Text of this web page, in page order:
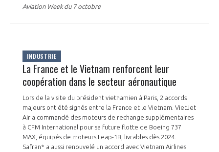
Aviation Week du 7 octobre
INDUSTRIE
La France et le Vietnam renforcent leur
coopération dans le secteur aéronautique
Lors de la visite du président vietnamien à Paris, 2 accords
majeurs ont été signés entre la France et le Vietnam. VietJet
Air a commandé des moteurs de rechange supplémentaires
à CFM International pour sa future flotte de Boeing 737
MAX, équipés de moteurs Leap-1B, livrables dès 2024.
Safran* a aussi renouvelé un accord avec Vietnam Airlines